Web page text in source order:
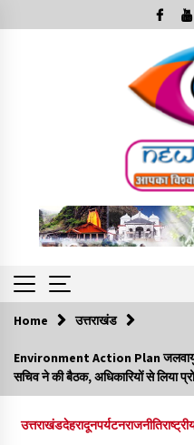
to
Trending Now
Minorities
कार्यक्रम में
Home उत्तराखंड
Environment Action Plan जलवायु
सचिव ने की बैठक, अधिकारियों से लिया
उत्तराखंडदेहरादूनपर्यटनराजनीति